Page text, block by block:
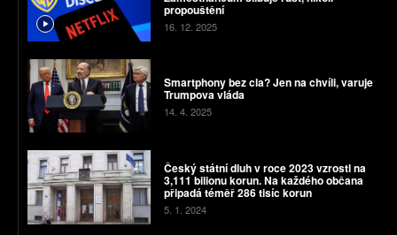
propouštění
16. 12. 2025
Smartphony bez cla? Jen na chvíli, varuje
Trumpova vláda
14. 4. 2025
Český státní dluh v roce 2023 vzrostl na
3,111 bilionu korun. Na každého občana
připadá téměř 286 tisíc korun
5. 1. 2024